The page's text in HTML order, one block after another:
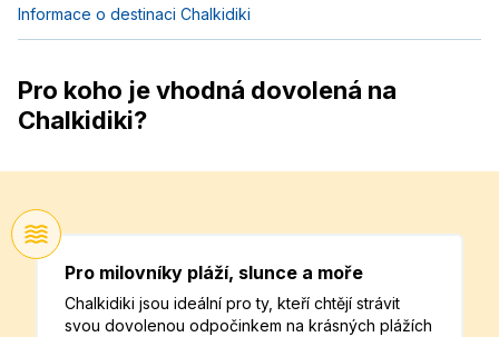
Informace o destinaci Chalkidiki
Pro koho je vhodná dovolená na
Chalkidiki?
Pro milovníky pláží, slunce a moře
Chalkidiki jsou ideální pro ty, kteří chtějí strávit
svou dovolenou odpočinkem na krásných plážích